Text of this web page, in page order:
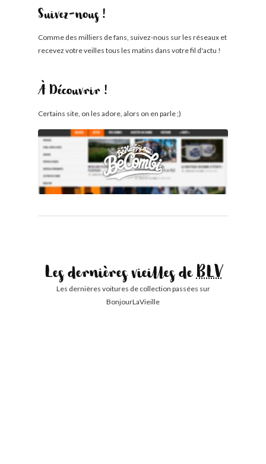
Suivez-nous !
Comme des milliers de fans, suivez-nous sur les réseaux et
recevez votre veilles tous les matins dans votre fil d'actu !
À Découvrir !
Certains site, on les adore, alors on en parle ;)
Les dernières vieilles deBLV
Les dernières voitures de collection passées sur
BonjourLaVieille